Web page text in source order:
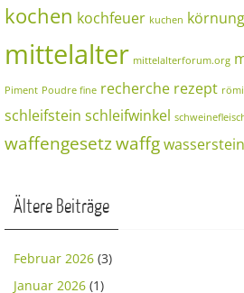
kochen kochfeuer kuchen körnung
mittelalter mittelalterforum.org
Piment Poudre fine recherche rezept
schleifstein schleifwinkel
waffengesetzwaffgwasserstein
Ältere Beiträge
Februar 2026 (3)
Januar 2026 (1)